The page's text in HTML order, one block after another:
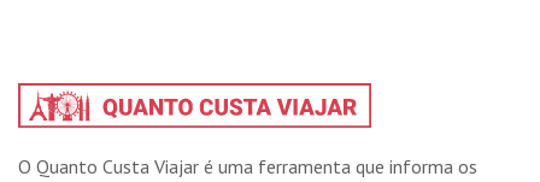
O Quanto Custa Viajar é uma ferramenta que informa os